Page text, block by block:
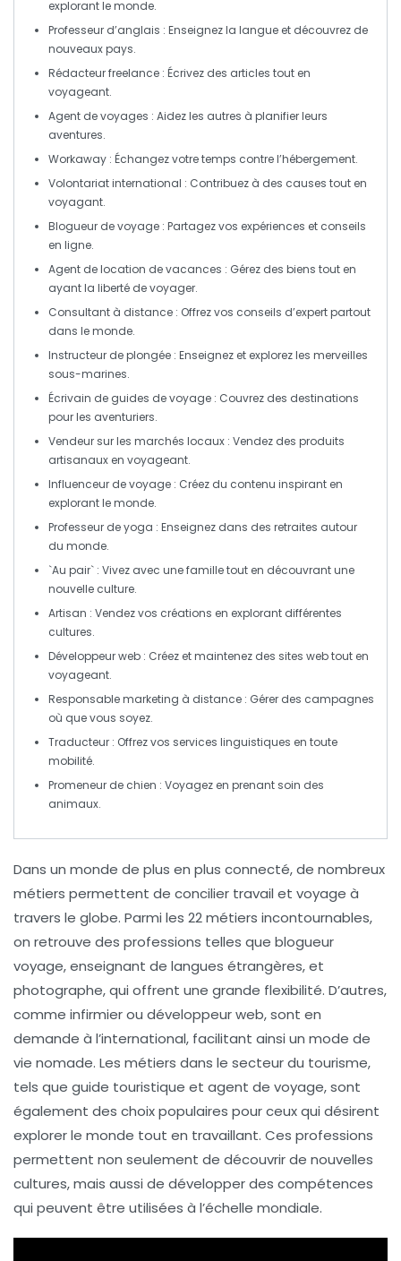
explorant le monde.
Professeur d’anglais : Enseignez la langue et découvrez de
nouveaux pays.
Rédacteur freelance : Écrivez des articles tout en
voyageant.
Agent de voyages : Aidez les autres à planifier leurs
aventures.
Workaway : Échangez votre temps contre l’hébergement.
Volontariat international : Contribuez à des causes tout en
voyagant.
Blogueur de voyage : Partagez vos expériences et conseils
en ligne.
Agent de location de vacances : Gérez des biens tout en
ayant la liberté de voyager.
Consultant à distance : Offrez vos conseils d’expert partout
dans le monde.
Instructeur de plongée : Enseignez et explorez les merveilles
sous-marines.
Écrivain de guides de voyage : Couvrez des destinations
pour les aventuriers.
Vendeur sur les marchés locaux : Vendez des produits
artisanaux en voyageant.
Influenceur de voyage : Créez du contenu inspirant en
explorant le monde.
Professeur de yoga : Enseignez dans des retraites autour
du monde.
`Au pair` : Vivez avec une famille tout en découvrant une
nouvelle culture.
Artisan : Vendez vos créations en explorant différentes
cultures.
Développeur web : Créez et maintenez des sites web tout en
voyageant.
Responsable marketing à distance : Gérer des campagnes
où que vous soyez.
Traducteur : Offrez vos services linguistiques en toute
mobilité.
Promeneur de chien : Voyagez en prenant soin des
animaux.
Dans un monde de plus en plus connecté, de nombreux
métiers permettent de concilier travail et voyage à
travers le globe. Parmi les 22 métiers incontournables,
on retrouve des professions telles que blogueur
voyage,enseignant de langues étrangères, et
photographe, qui offrent une grande flexibilité. D’autres,
comme infirmierou développeur web, sont en
demande à l’international, facilitant ainsi un mode de
vie nomade. Les métiers dans le secteur du tourisme,
tels que guide touristique et agent de voyage, sont
également des choix populaires pour ceux qui désirent
explorer le monde tout en travaillant. Ces professions
permettent non seulement de découvrir de nouvelles
cultures, mais aussi de développer des compétences
qui peuvent être utilisées à l’échelle mondiale.